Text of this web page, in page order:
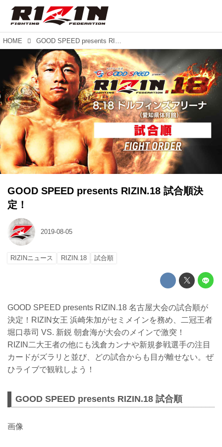
HOME GOOD SPEED presents RIZIN.18 試合順決定！
GOOD SPEED presents RIZIN.18 試合順決
定！
2019-08-05
RIZINニュース RIZIN.18 試合順
GOOD SPEED presents RIZIN.18 名古屋大会の試合順が
決定！RIZIN女王 浜崎朱加がセミメインを務め、二冠王者
堀口恭司 VS. 新鋭 朝倉海が大会のメインで激突！
RIZIN二大王者の他にも浅倉カンナや新規参戦選手の注目
カードがズラリと並び、どの試合からも目が離せない。ぜ
ひライブで観戦しよう！
GOOD SPEED presents RIZIN.18 試合順
画像